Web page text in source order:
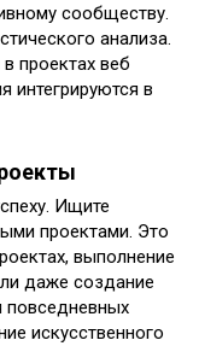
сообществу.
анализа.
проектах веб
интегрируются в
Ищите
проектами. Это
выполнение
даже создание
повседневных
искусственного